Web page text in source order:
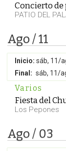
Concierto de
PATIO DEL
Ago / 11
Inicio: sáb, 11/
Final: sáb, 11/
Varios
Fiesta del
Los Pepones
Ago / 03